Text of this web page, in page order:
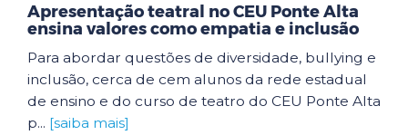
Apresentação teatral no CEU Ponte Alta
ensina valores como empatia e inclusão
Para abordar questões de diversidade, bullying e
inclusão, cerca de cem alunos da rede estadual
de ensino e do curso de teatro do CEU Ponte Alta
p... [saiba mais]